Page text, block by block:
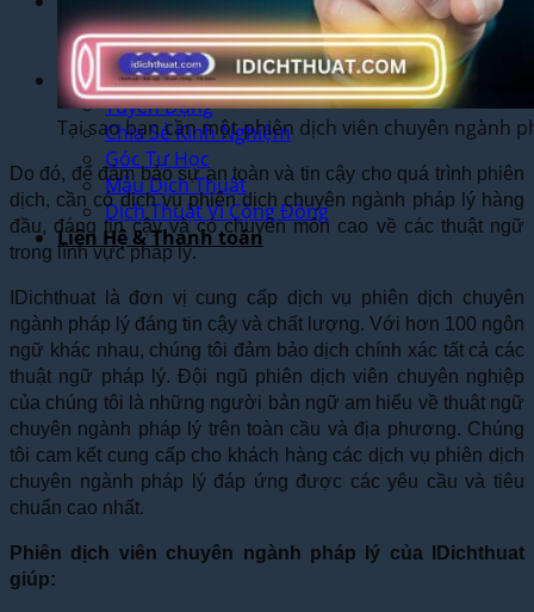
Dịch Thuật Phim – Phụ Đề Video Clip
Dịch Vụ Hợp Pháp Hóa Lãnh Sự
Blog
Tuyển Dụng
Chia Sẻ Kinh Nghiệm
Góc Tự Học
Mẫu Dịch Thuật
Dịch Thuật Vì Cộng Đồng
Liên Hệ & Thanh toán
Tại sao bạn cần một phiên dịch viên chuyên ngành
Do đó, để đảm bảo sự an toàn và tin cậy cho quá trình phiên
dịch, cần có dịch vụ phiên dịch chuyên ngành pháp lý hàng
đầu, đáng tin cậy và có chuyên môn cao về các thuật ngữ
trong lĩnh vực pháp lý.
IDichthuat là đơn vị cung cấp dịch vụ phiên dịch chuyên
ngành pháp lý đáng tin cậy và chất lượng. Với hơn 100 ngôn
ngữ khác nhau, chúng tôi đảm bảo dịch chính xác tất cả các
thuật ngữ pháp lý. Đội ngũ phiên dịch viên chuyên nghiệp
của chúng tôi là những người bản ngữ am hiểu về thuật ngữ
chuyên ngành pháp lý trên toàn cầu và địa phương. Chúng
tôi cam kết cung cấp cho khách hàng các dịch vụ phiên dịch
chuyên ngành pháp lý đáp ứng được các yêu cầu và tiêu
chuẩn cao nhất.
Phiên dịch viên chuyên ngành pháp lý của IDichthuat
giúp: